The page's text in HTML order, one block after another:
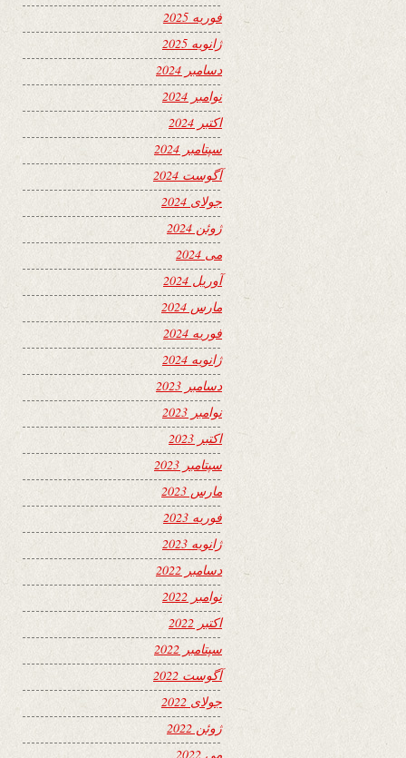
فوریه 2025
ژانویه 2025
دسامبر 2024
نوامبر 2024
اکتبر 2024
سپتامبر 2024
آگوست 2024
جولای 2024
ژوئن 2024
می 2024
آوریل 2024
مارس 2024
فوریه 2024
ژانویه 2024
دسامبر 2023
نوامبر 2023
اکتبر 2023
سپتامبر 2023
مارس 2023
فوریه 2023
ژانویه 2023
دسامبر 2022
نوامبر 2022
اکتبر 2022
سپتامبر 2022
آگوست 2022
جولای 2022
ژوئن 2022
می 2022